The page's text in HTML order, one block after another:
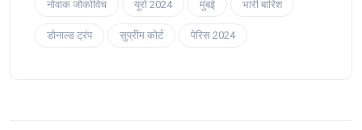
नोवाक जोकोविच यूरो 2024 मुंबई भारी बारिश
डोनाल्ड ट्रंप सुप्रीम कोर्ट पेरिस 2024